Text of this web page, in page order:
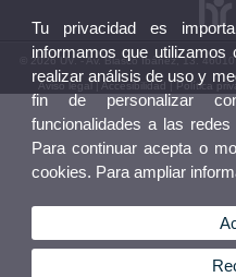
© 2026 UV. - Av. Blasco Ibáñez, 13.
Aviso legal Accesibilidad Política
Tu privacidad es
informamos que
realizar análisis de uso y
fin de personalizar
funcionalidades a las
Para continuar acepta o
cookies. Para ampliar